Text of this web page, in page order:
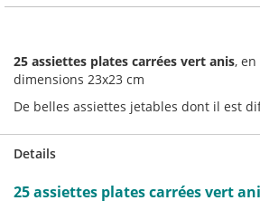
25 assiettes plates carrées vert anis,
dimensions 23x23 cm
De belles assiettes jetables dont il est
Details
25 assiettes plates carrées vert